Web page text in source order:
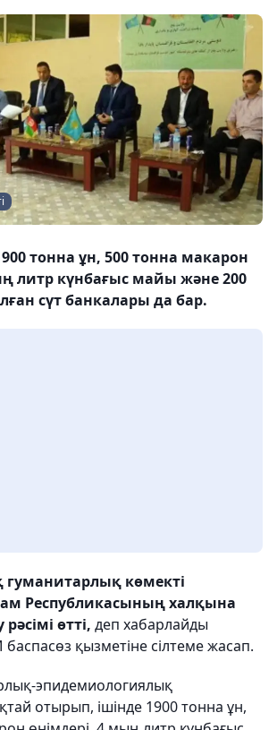
тонна ұн, 500 тонна макарон
литр күнбағыс майы және 200
сүт банкалары да бар.
гуманитарлық көмекті
Республикасының халқына
өтті, деп хабарлайды
қызметіне сілтеме жасап.
эпидемиологиялық
отырып, ішінде 1900 тонна ұн,